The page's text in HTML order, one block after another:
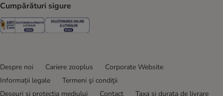
Cumpărături sigure
Security Security
Despre noi Cariere zooplus
Corporate Website
Informații legale
Termeni şi condiţii
Deșeuri și protecția mediului
Contact Taxa şi durata de livrare